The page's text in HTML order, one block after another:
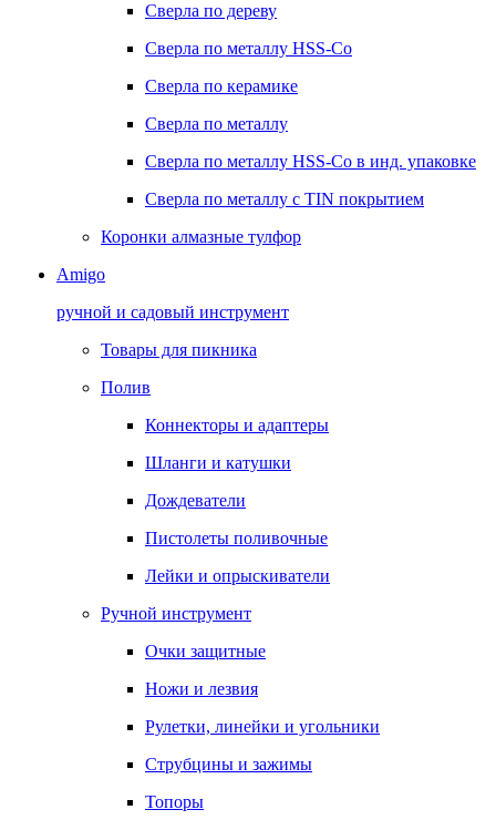
Сверла по дереву
Сверла по металлу HSS-Co
Сверла по керамике
Сверла по металлу
Сверла по металлу HSS-Co в инд. упаковке
Сверла по металлу с TIN покрытием
Коронки алмазные тулфор
Amigo
ручной и садовый инструмент
Товары для пикника
Полив
Коннекторы и адаптеры
Шланги и катушки
Дождеватели
Пистолеты поливочные
Лейки и опрыскиватели
Ручной инструмент
Очки защитные
Ножи и лезвия
Рулетки, линейки и угольники
Струбцины и зажимы
Топоры